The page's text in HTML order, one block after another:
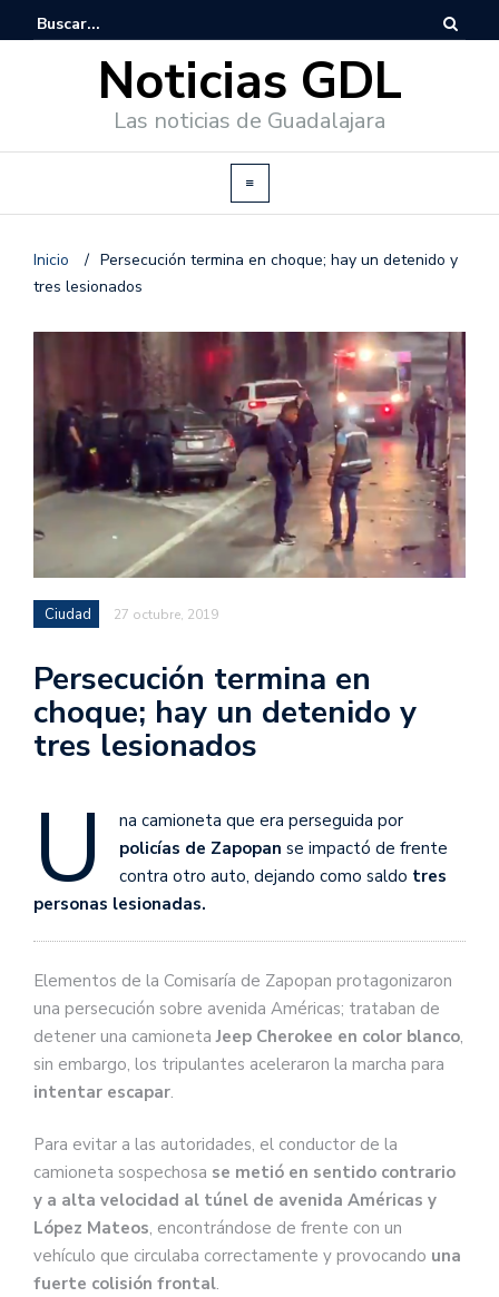
Noticias GDL
Las noticias de Guadalajara
Inicio / Persecución termina en choque; hay un detenido y
tres lesionados
Ciudad 27 octubre, 2019
Persecución termina en
choque; hay un detenido y
tres lesionados
U
na camioneta que era perseguida por
policías de Zapopan se impactó de frente
contra otro auto, dejando como saldo tres
personas lesionadas.
Elementos de la Comisaría de Zapopan protagonizaron
una persecución sobre avenida Américas; trataban de
detener una camionetaJeep Cherokee en color blanco,
sin embargo, los tripulantes aceleraron la marcha para
intentar escapar.
Para evitar a las autoridades, el conductor de la
camioneta sospechosa se metió en sentido contrario
y a alta velocidad al túnel de avenida Américas y
López Mateos, encontrándose de frente con un
vehículo que circulaba correctamente y provocando una
fuerte colisión frontal.